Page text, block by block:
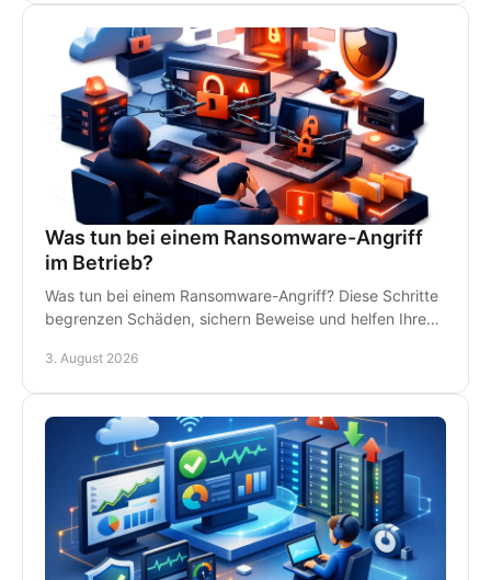
Was tun bei einem Ransomware-Angriff
im Betrieb?
Was tun bei einem Ransomware-Angriff? Diese Schritte
begrenzen Schäden, sichern Beweise und helfen Ihrem
3. August 2026